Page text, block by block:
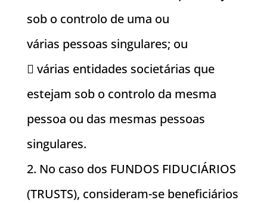
sob o controlo de uma ou
várias pessoas singulares; ou
 várias entidades societárias que
estejam sob o controlo da mesma
pessoa ou das mesmas pessoas
singulares.
2. No caso dos FUNDOS FIDUCIÁRIOS
(TRUSTS), consideram-se beneficiários